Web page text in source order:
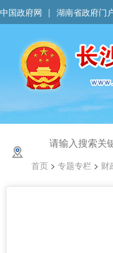
中国政府网 | 湖南省政府门
首页 > 专题专栏 > 财